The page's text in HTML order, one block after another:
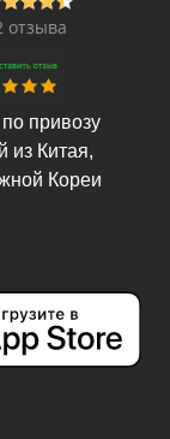
отзыва